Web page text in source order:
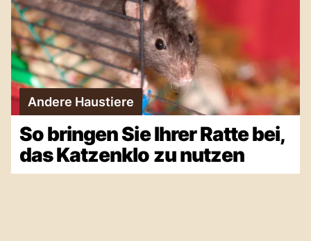
Andere Haustiere
So bringen Sie Ihrer Ratte bei,
das Katzenklo zu nutzen